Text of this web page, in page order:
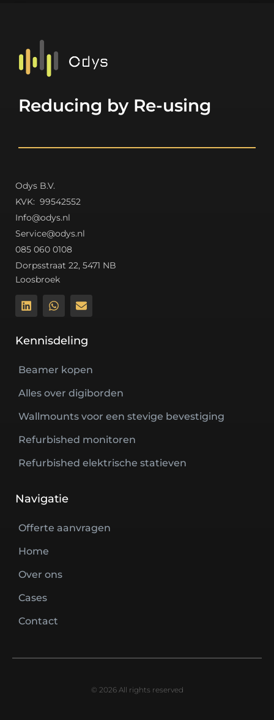
Reducing by Re-using
Odys B.V.
KVK: 99542552
Info@odys.nl
Service@odys.nl
085 060 0108
Dorpsstraat 22, 5471 NB
Loosbroek
Kennisdeling
Beamer kopen
Alles over digiborden
Wallmounts voor een stevige bevestiging
Refurbished monitoren
Refurbished elektrische statieven
Navigatie
Offerte aanvragen
Home
Over ons
Cases
Contact
© 2026 All rights reserved